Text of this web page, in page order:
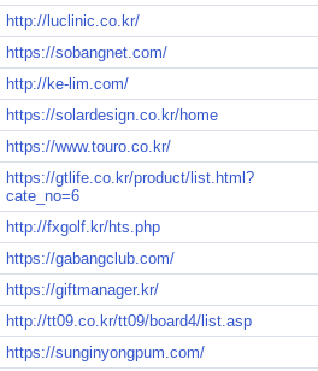
http://luclinic.co.kr/
https://sobangnet.com/
http://ke-lim.com/
https://solardesign.co.kr/home
https://www.touro.co.kr/
https://gtlife.co.kr/product/list.html?
cate_no=6
http://fxgolf.kr/hts.php
https://gabangclub.com/
https://giftmanager.kr/
http://tt09.co.kr/tt09/board4/list.asp
https://sunginyongpum.com/